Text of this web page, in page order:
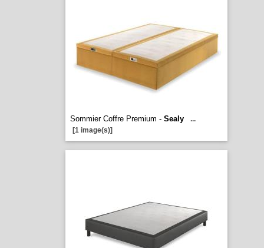
Sommier Coffre Premium - Sealy
...
[1 image(s)]